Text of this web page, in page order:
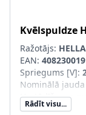
Kvēlspuldze
Ražotājs: HELLA
EAN:
Spriegums [V]:
Nominālā
Uzstādīšanas
Lampas tips:
Rādīt visu...